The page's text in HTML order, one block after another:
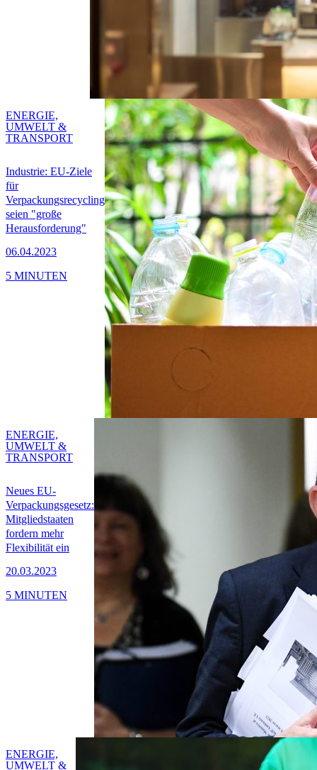
Industrie: EU-Ziele
für
Verpackungsrecycling
seien "große
Herausforderung"
06.04.2023
ENERGIE,
UMWELT &
TRANSPORT
5 MINUTEN
Neues EU-
Verpackungsgesetz:
Mitgliedstaaten
fordern mehr
Flexibilität ein
20.03.2023
ENERGIE,
UMWELT &
TRANSPORT
5 MINUTEN
ENERGIE,
UMWELT &